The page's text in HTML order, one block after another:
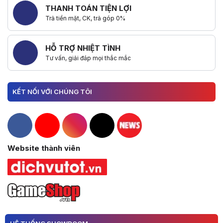
THANH TOÁN TIỆN LỢI
Trả tiền mặt, CK, trả góp 0%
HỖ TRỢ NHIỆT TÌNH
Tư vấn, giải đáp mọi thắc mắc
KẾT NỐI VỚI CHÚNG TÔI
Hacom Facebook
Hacom YouTube
Hacom Instagram
Hacom TikTok
Website thành viên